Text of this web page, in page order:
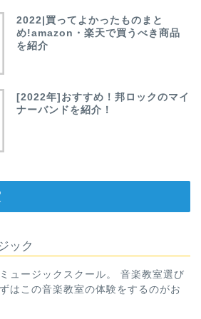
2022|買ってよかったものまと
め!amazon・楽天で買うべき商品
を紹介
[2022年]おすすめ！邦ロックのマイ
ナーバンドを紹介！
ック
ュージックスクール。 音楽教室選び
はこの音楽教室の体験をするのがお